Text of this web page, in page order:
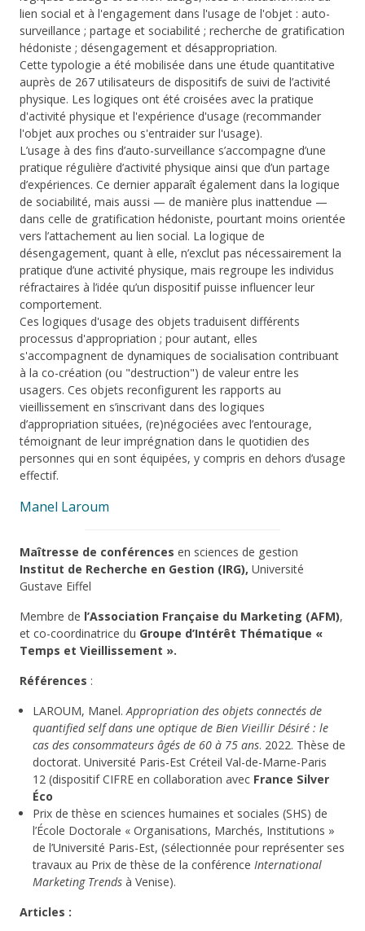
lien social et à l'engagement dans l'usage de l'objet : auto-
surveillance ; partage et sociabilité ; recherche de gratification
hédoniste ; désengagement et désappropriation.
Cette typologie a été mobilisée dans une étude quantitative
auprès de 267 utilisateurs de dispositifs de suivi de l’activité
physique. Les logiques ont été croisées avec la pratique
d'activité physique et l'expérience d'usage (recommander
l'objet aux proches ou s'entraider sur l'usage).
L’usage à des fins d’auto-surveillance s’accompagne d’une
pratique régulière d’activité physique ainsi que d’un partage
d’expériences. Ce dernier apparaît également dans la logique
de sociabilité, mais aussi — de manière plus inattendue —
dans celle de gratification hédoniste, pourtant moins orientée
vers l’attachement au lien social. La logique de
désengagement, quant à elle, n’exclut pas nécessairement la
pratique d’une activité physique, mais regroupe les individus
réfractaires à l’idée qu’un dispositif puisse influencer leur
comportement.
Ces logiques d'usage des objets traduisent différents
processus d'appropriation ; pour autant, elles
s'accompagnent de dynamiques de socialisation contribuant
à la co-création (ou "destruction") de valeur entre les
usagers. Ces objets reconfigurent les rapports au
vieillissement en s’inscrivant dans des logiques
d’appropriation situées, (re)négociées avec l’entourage,
témoignant de leur imprégnation dans le quotidien des
personnes qui en sont équipées, y compris en dehors d’usage
effectif.
Manel Laroum
Maîtresse de conférences en sciences de gestion
Institut de Recherche en Gestion (IRG), Université
Gustave Eiffel
Membre de l’Association Française du Marketing (AFM),
et co-coordinatrice du Groupe d’Intérêt Thématique «
Temps et Vieillissement ».
Références :
LAROUM, Manel.Appropriation des objets connectés de
quantified self dans une optique de Bien Vieillir Désiré : le
cas des consommateurs âgés de 60 à 75 ans. 2022. Thèse de
doctorat. Université Paris-Est Créteil Val-de-Marne-Paris
12 (dispositif CIFRE en collaboration avec France Silver
Éco
Prix de thèse en sciences humaines et sociales (SHS) de
l’École Doctorale « Organisations, Marchés, Institutions »
de l’Université Paris-Est, (sélectionnée pour représenter ses
travaux au Prix de thèse de la conférence International
Marketing Trends à Venise).
Articles :